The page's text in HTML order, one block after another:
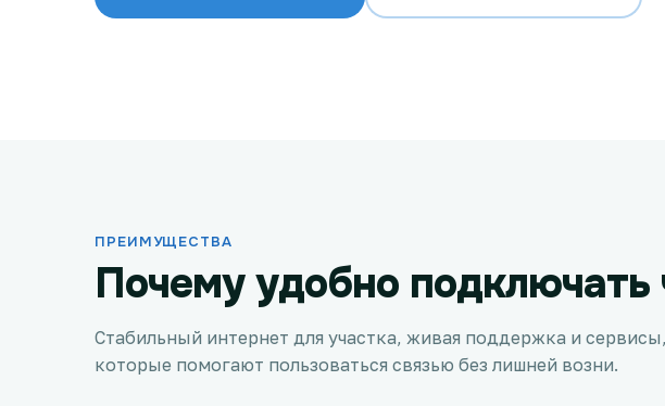
ПРЕИМУЩЕСТВА
Почему удобно
Стабильный интернет для участка, живая поддержка и сервисы,
которые помогают пользоваться связью без лишней возни.